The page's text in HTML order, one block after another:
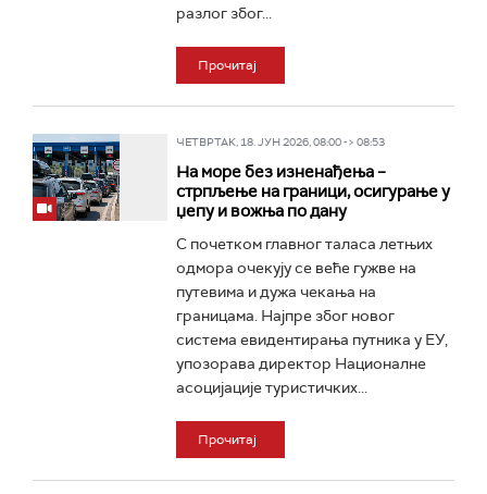
разлог због...
Прочитај
ЧЕТВРТАК, 18. ЈУН 2026, 08:00 -> 08:53
На море без изненађења –
стрпљење на граници, осигурање у
џепу и вожња по дану
С почетком главног таласа летњих
одмора очекују се веће гужве на
путевима и дужа чекања на
границама. Најпре због новог
система евидентирања путника у ЕУ,
упозорава директор Националне
асоцијације туристичких...
Прочитај